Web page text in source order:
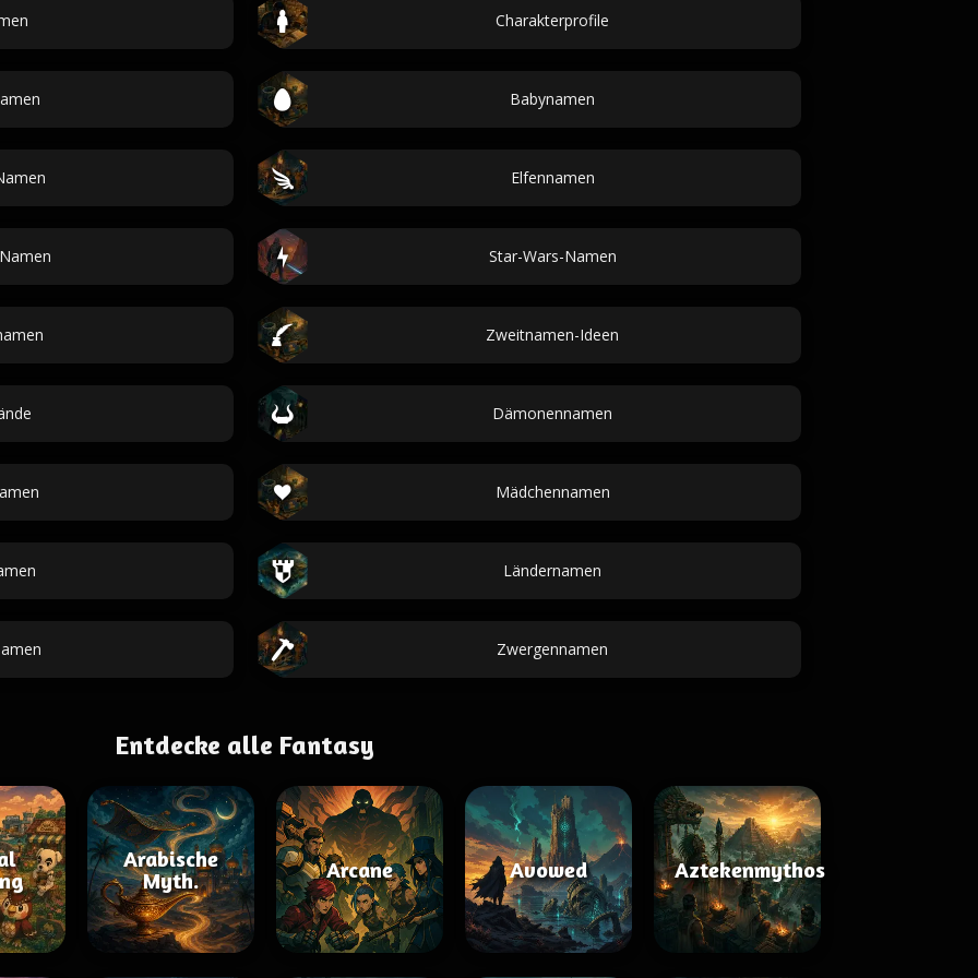
Charakterprofile
Babynamen
Elfennamen
Star-Wars-Namen
Zweitnamen-Ideen
Dämonennamen
Mädchennamen
Ländernamen
Zwergennamen
Entdecke alle Fantasy
Arabische
Myth.
Arcane Avowed Aztekenmythos